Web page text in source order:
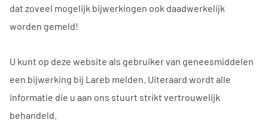
dat zoveel mogelijk bijwerkingen ook daadwerkelijk
worden gemeld!
U kunt op deze website als gebruiker van geneesmiddelen
een bijwerking bij Lareb melden. Uiteraard wordt alle
informatie die u aan ons stuurt strikt vertrouwelijk
behandeld.